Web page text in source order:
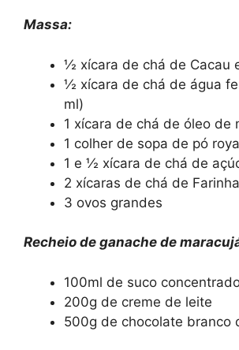
Massa:
½ xícara de chá de Cacau
½ xícara de chá de água
ml)
1 xícara de chá de óleo de
1 colher de sopa de pó
1 e ½ xícara de chá de
2 xícaras de chá de
3 ovos grandes
Recheio de ganache de
100ml de suco
200g de creme de leite
500g de chocolate branco